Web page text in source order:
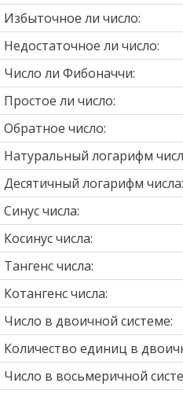
Избыточное ли число:
Недостаточное ли число:
Число ли Фибоначчи:
Простое ли число:
Обратное число:
Натуральный логарифм
Десятичный логарифм числа:
Синус числа:
Косинус числа:
Тангенс числа:
Котангенс числа:
Число в двоичной системе:
Количество единиц в
Число в восьмеричной